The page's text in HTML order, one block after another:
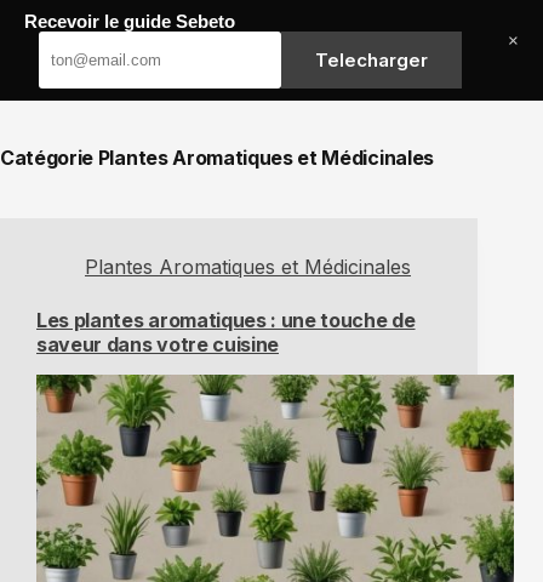
Passer
contenu
Catégorie Plantes Aromatiques et Médicinales
Plantes Aromatiques et Médicinales
Les plantes aromatiques : une touche de
saveur dans votre cuisine
Recevoir le guide Sebeto
Telecharger
×